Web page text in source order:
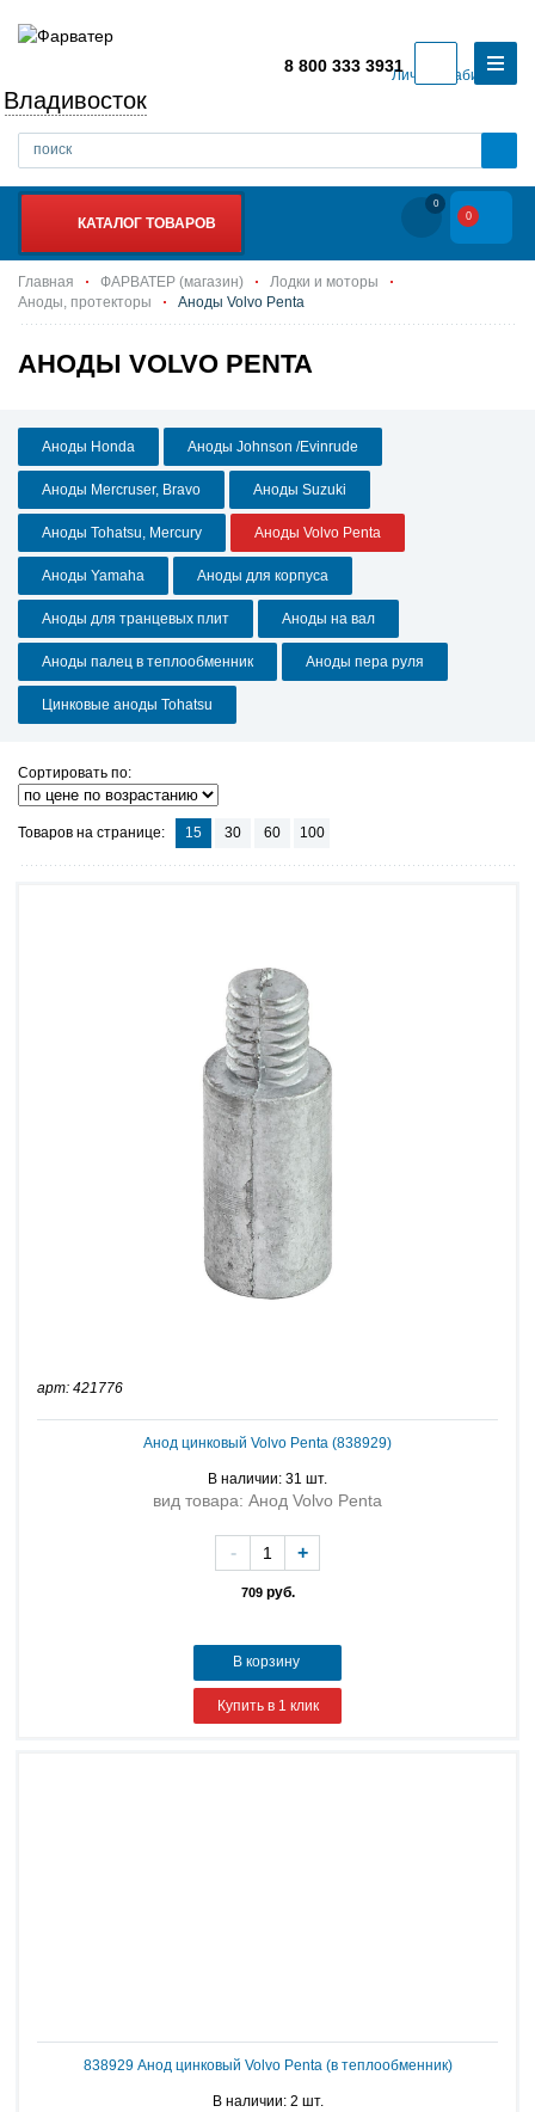
Личный кабинет
Владивосток
8 800 333 3931
КАТАЛОГ ТОВАРОВ
0
0
Главная ФАРВАТЕР (магазин)
Лодки и моторы
Аноды, протекторы
Аноды Volvo Penta
АНОДЫ VOLVO PENTA
Аноды Honda Аноды Johnson /Evinrude
Аноды Mercruser, Bravo Аноды Suzuki
Аноды Tohatsu, Mercury Аноды Volvo Penta
Аноды Yamaha Аноды для корпуса
Аноды для транцевых плит Аноды на вал
Аноды палец в теплообменник Аноды пера руля
Цинковые аноды Tohatsu
Сортировать по:
Товаров на странице: 15 30 60 100
арт: 421776
Анод цинковый Volvo Penta (838929)
В наличии: 31 шт.
вид товара: Анод Volvo Penta
709руб.
- +
В корзину
Купить в 1 клик
838929 Анод цинковый Volvo Penta (в теплообменник)
В наличии: 2 шт.